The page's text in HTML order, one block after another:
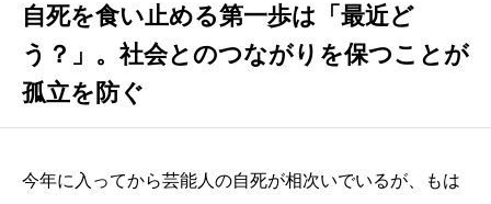
自死を食い止める第一歩は「最近ど
う？」。社会とのつながりを保つことが
孤立を防ぐ
今年に入ってから芸能人の自死が相次いでいるが、もは